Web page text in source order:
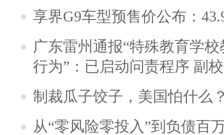
享界G9车型预售价公布：
广东雷州通报“特殊教育学
行为”：已启动问责程序 副
制裁瓜子饺子，美国怕什么
从“零风险零投入”到负债百